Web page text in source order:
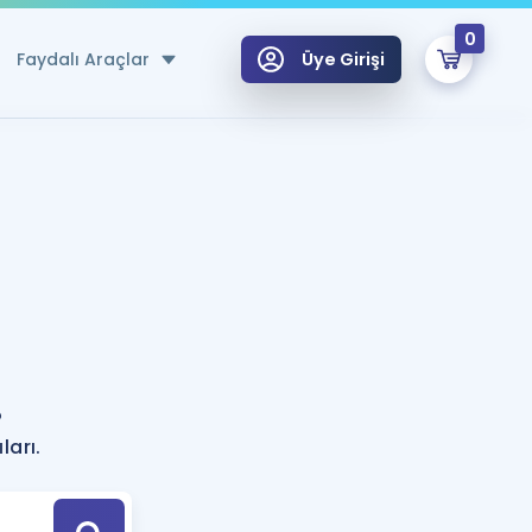
Faydalı Araçlar
Hesaplama Aracı
için Öneriler
Tek Takvimde
Üye Girişi
0
Hoca ile seni sınava hazırlayacak onlarca eğitim seni bekliyor!